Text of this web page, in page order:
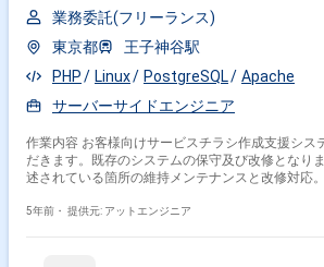
業務委託(フリーランス)
東京都
王子神谷駅
PHP
Linux PostgreSQL
Apache
サーバーサイドエンジニア
作業内容 お客様向けサービスチラシ作成支援シス
だきます。既存のシステムの保守及び改修となり
述されている箇所の維持メンテナンスと改修対応
5年前・ 提供元: アットエンジニア